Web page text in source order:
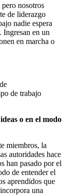
nosotros
de liderazgo
nadie espera
Ingresan en un
en marcha o
de trabajo
o en el modo
miembros, la
autoridades hace
han pasado por el
de entender el
aprendidos que
una